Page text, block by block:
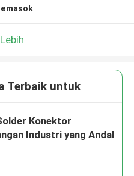
Terbaik untuk
Konektor
Industri yang Andal